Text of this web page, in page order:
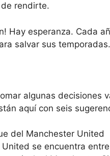
rendirte.
Hay esperanza. Cada
salvar sus temporadas.
algunas decisiones
aquí con seis
del Manchester United
United se encuentra